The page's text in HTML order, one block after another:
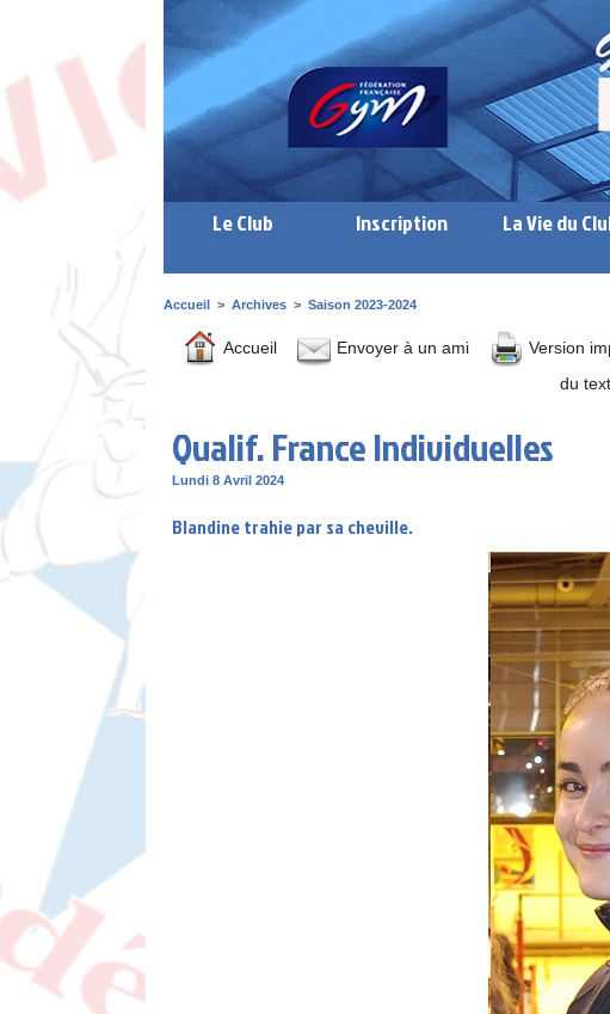
Le Club Inscription La Vie du
Accueil > Archives > Saison 2023-2024
Accueil Envoyer à un ami Version
du
Qualif. France Individuelles
Lundi 8 Avril 2024
Blandine trahie par sa cheville.